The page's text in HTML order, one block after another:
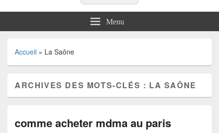
Menu
Accueil » La Saône
ARCHIVES DES MOTS-CLÉS : LA SAÔNE
comme acheter mdma au paris